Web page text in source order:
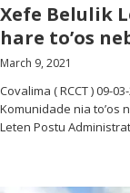
Xefe Belulik
hare to’os
March 9, 2021
Covalima ( RCCT ) 09-
Komunidade nia to’os
Leten Postu